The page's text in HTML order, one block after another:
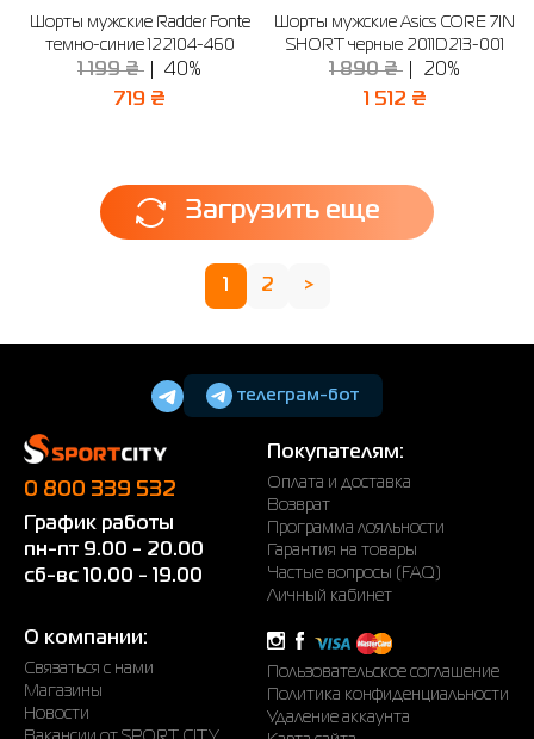
Шорты мужские Radder Fonte
темно-синие 122104-460
1 199 ₴ 40%
719 ₴
Шорты мужские Asics CORE 7IN
SHORT черные 2011D213-001
1 890 ₴ 20%
1 512 ₴
Загрузить еще
2 >
телеграм-бот
0 800 339 532
График работы
пн-пт 9.00 - 20.00
сб-вс 10.00 - 19.00
Покупателям:
Оплата и доставка
Возврат
Программа лояльности
Гарантия на товары
Частые вопросы (FAQ)
Личный кабинет
О компании:
Связаться с нами
Магазины
Новости
Пользовательское соглашение
Политика конфиденциальности
Удаление аккаунта